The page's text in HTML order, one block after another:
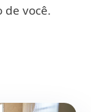
de você.